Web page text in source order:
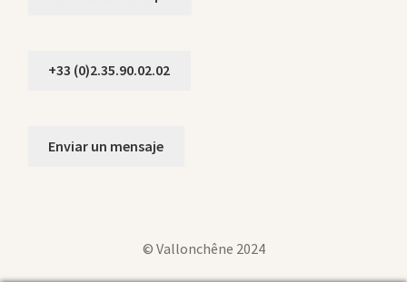
+33 (0)2.35.90.02.02
Enviar un mensaje
© Vallonchêne 2024